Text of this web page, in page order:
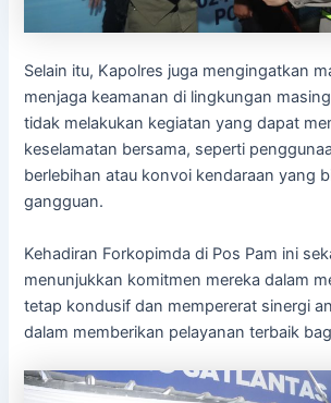
Selain itu, Kapolres juga mengingatkan
menjaga keamanan di lingkungan
tidak melakukan kegiatan yang dapat
keselamatan bersama, seperti
berlebihan atau konvoi kendaraan yang
gangguan.
Kehadiran Forkopimda di Pos Pam ini
menunjukkan komitmen mereka dalam
tetap kondusif dan mempererat sinergi
dalam memberikan pelayanan terbaik